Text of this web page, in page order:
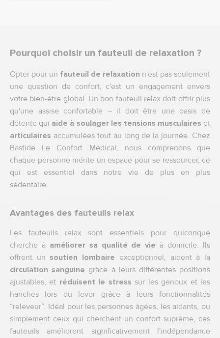
Pourquoi choisir un fauteuil de relaxation ?
Opter pour un fauteuil de relaxation n'est pas seulement
une question de confort, c'est un engagement envers
votre bien-être global. Un bon fauteuil relax doit offrir plus
qu'une assise confortable – il doit être une oasis de
détente qui aide à soulager les tensions musculaires et
articulaires accumulées tout au long de la journée. Chez
Bastide Le Confort Médical, nous comprenons que
chaque personne mérite un espace pour se ressourcer, ce
qui est essentiel dans notre vie de plus en plus
sédentaire.
Avantages des fauteuils relax
Les fauteuils relax sont essentiels pour quiconque
cherche à améliorer sa qualité de vie à domicile. Ils
offrent unsoutien lombaire exceptionnel, aident à la
circulation sanguine grâce à leurs différentes positions
ajustables, et réduisent le stress sur les genoux et les
hanches lors du lever grâce à leurs fonctionnalités
“releveur”. Idéal pour les personnes âgées, les aidants, ou
simplement ceux qui cherchent un confort suprême, ces
fauteuils améliorent significativement l'indépendance